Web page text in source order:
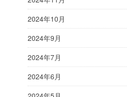
2024年10月
2024年9月
2024年7月
2024年6月